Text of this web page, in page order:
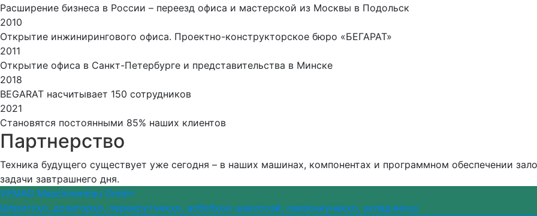
Расширение бизнеса в России – переезд офиса и мастерской из Москвы в Подольск
2010
Открытие инжинирингового офиса. Проектно-конструкторское бюро «БЕГАРАТ»
2011
Открытие офиса в Санкт-Петербурге и представительства в Минске
2018
BEGARAT насчитывает 150 сотрудников
2021
Становятся постоянными 85% наших клиентов
Партнерство
Техника будущего существует уже сегодня – в наших машинах, компонентах и программном обеспечении
задачи завтрашнего дня.
VEMAG Maschinenbau GmbH
Шпритсҳо, дозаторҳо, перекрутчикҳо, асбобҳои шаклсозӣ, овезонкунакҳо, укладчикҳо